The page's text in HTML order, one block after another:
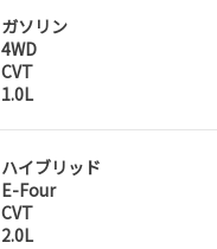
ガソリン
4WD
CVT
1.0L
ハイブリッド
E-Four
CVT
2.0L